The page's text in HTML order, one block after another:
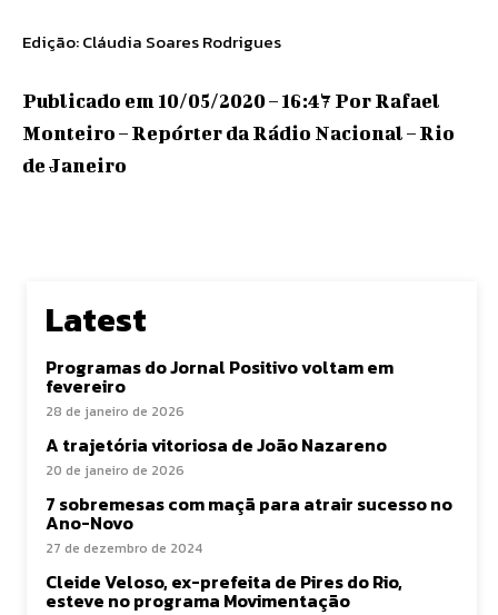
Edição: Cláudia Soares Rodrigues
Publicado em 10/05/2020 – 16:47 Por Rafael
Monteiro – Repórter da Rádio Nacional – Rio
de Janeiro
Latest
Programas do Jornal Positivo voltam em
fevereiro
28 de janeiro de 2026
A trajetória vitoriosa de João Nazareno
20 de janeiro de 2026
7 sobremesas com maçã para atrair sucesso no
Ano-Novo
27 de dezembro de 2024
Cleide Veloso, ex-prefeita de Pires do Rio,
esteve no programa Movimentação